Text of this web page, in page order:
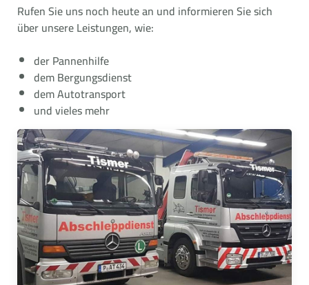
Rufen Sie uns noch heute an und informieren Sie sich
über unsere Leistungen, wie:
der Pannenhilfe
dem Bergungsdienst
dem Autotransport
und vieles mehr